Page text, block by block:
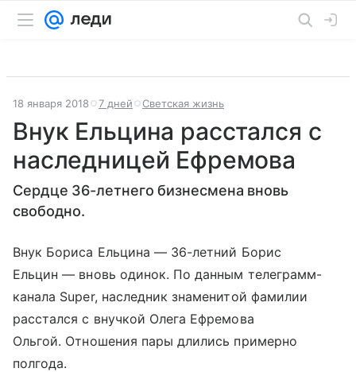
18 января 2018 7 дней Светская жизнь
Внук Ельцина расстался с
наследницей Ефремова
Сердце 36-летнего бизнесмена вновь
свободно.
Внук Бориса Ельцина — 36-летний Борис
Ельцин — вновь одинок. По данным телеграмм-
канала Super, наследник знаменитой фамилии
расстался с внучкой Олега Ефремова
Ольгой. Отношения пары длились примерно
полгода.